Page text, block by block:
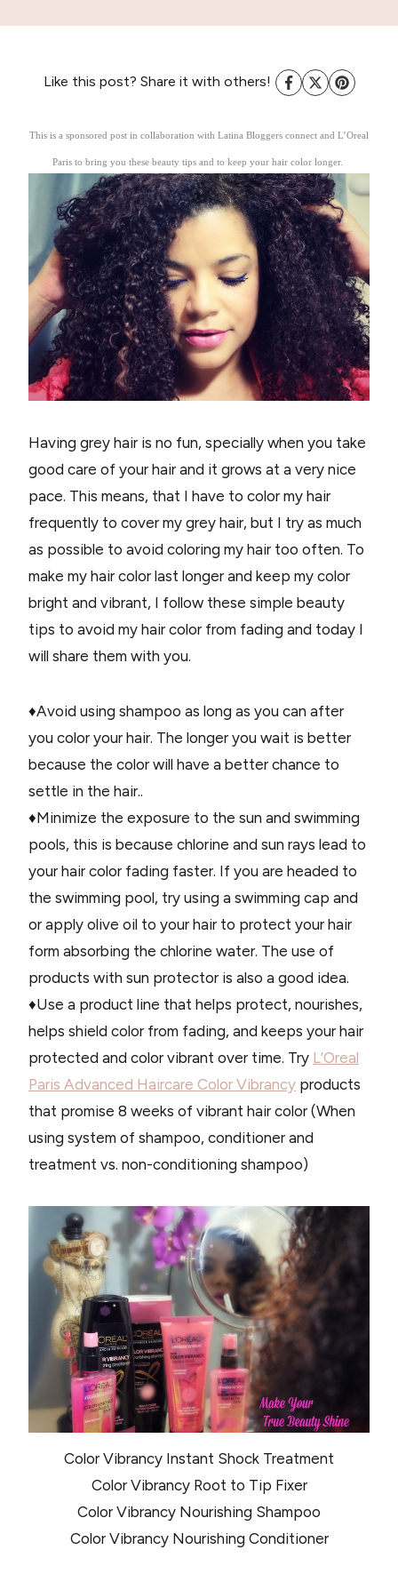
Like this post? Share it with others!
This is a sponsored post in collaboration with Latina Bloggers connect and L’Oreal
Paris to bring you these beauty tips and to keep your hair color longer.
Having grey hair is no fun, specially when you take
good care of your hair and it grows at a very nice
pace. This means, that I have to color my hair
frequently to cover my grey hair, but I try as much
as possible to avoid coloring my hair too often. To
make my hair color last longer and keep my color
bright and vibrant, I follow these simple beauty
tips to avoid my hair color from fading and today I
will share them with you.
♦Avoid using shampoo as long as you can after
you color your hair. The longer you wait is better
because the color will have a better chance to
settle in the hair..
♦Minimize the exposure to the sun and swimming
pools, this is because chlorine and sun rays lead to
your hair color fading faster. If you are headed to
the swimming pool, try using a swimming cap and
or apply olive oil to your hair to protect your hair
form absorbing the chlorine water. The use of
products with sun protector is also a good idea.
♦Use a product line that helps protect, nourishes,
helps shield color from fading, and keeps your hair
protected and color vibrant over time. Try L’Oreal
Paris Advanced Haircare Color Vibrancy products
that promise 8 weeks of vibrant hair color (When
using system of shampoo, conditioner and
treatment vs. non-conditioning shampoo)
Color Vibrancy Instant Shock Treatment
Color Vibrancy Root to Tip Fixer
Color Vibrancy Nourishing Shampoo
Color Vibrancy Nourishing Conditioner